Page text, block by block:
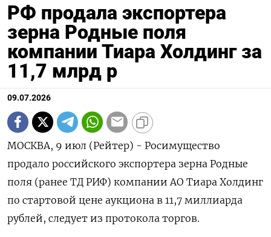
РФ продала экспортера
зерна Родные поля
компании Тиара Холдинг за
11,7 млрд р
09.07.2026
МОСКВА, 9 июл (Рейтер) - Росимущество
продало российского экспортера зерна Родные
поля (ранее ‌ТД РИФ) компании АО Тиара Холдинг
по стартовой цене аукциона ​в ​11,7 миллиарда ​
рублей, следует из ⁠протокола торгов.